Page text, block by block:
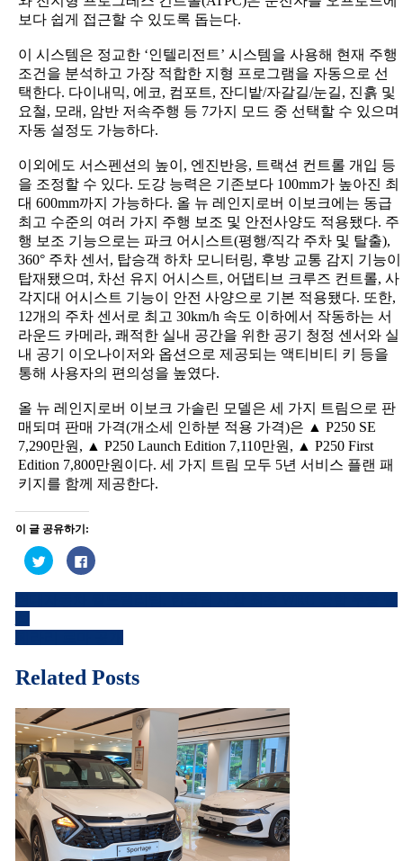
보다 쉽게 접근할 수 있도록 돕는다.
이 시스템은 정교한 ‘인텔리전트’ 시스템을 사용해 현재 주행
조건을 분석하고 가장 적합한 지형 프로그램을 자동으로 선
택한다. 다이내믹, 에코, 컴포트, 잔디밭/자갈길/눈길, 진흙 및
요철, 모래, 암반 저속주행 등 7가지 모드 중 선택할 수 있으며
자동 설정도 가능하다.
이외에도 서스펜션의 높이, 엔진반응, 트랙션 컨트롤 개입 등
을 조정할 수 있다. 도강 능력은 기존보다 100mm가 높아진 최
대 600mm까지 가능하다. 올 뉴 레인지로버 이보크에는 동급
최고 수준의 여러 가지 주행 보조 및 안전사양도 적용됐다. 주
행 보조 기능으로는 파크 어시스트(평행/직각 주차 및 탈출),
360° 주차 센서, 탑승객 하차 모니터링, 후방 교통 감지 기능이
탑재됐으며, 차선 유지 어시스트, 어댑티브 크루즈 컨트롤, 사
각지대 어시스트 기능이 안전 사양으로 기본 적용됐다. 또한,
12개의 주차 센서로 최고 30km/h 속도 이하에서 작동하는 서
라운드 카메라, 쾌적한 실내 공간을 위한 공기 청정 센서와 실
내 공기 이오나이저와 옵션으로 제공되는 액티비티 키 등을
통해 사용자의 편의성을 높였다.
올 뉴 레인지로버 이보크 가솔린 모델은 세 가지 트림으로 판
매되며 판매 가격(개소세 인하분 적용 가격)은 ▲ P250 SE
7,290만원, ▲ P250 Launch Edition 7,110만원, ▲ P250 First
Edition 7,800만원이다. 세 가지 트림 모두 5년 서비스 플랜 패
키지를 함께 제공한다.
이 글 공유하기:
트
위
로
유
기
(새
서
열
페
이
북
공
하
려
릭
하
요.
(새
창
에
서
열
림)
글
내
게
이
션
Related Posts